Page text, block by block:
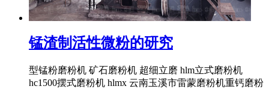
锰渣制活性微粉的研究
型锰粉磨粉机 矿石磨粉机 超细立磨 hlm立式磨粉机
hc1500摆式磨粉机 hlmx 云南玉溪市雷蒙磨粉机重钙磨粉